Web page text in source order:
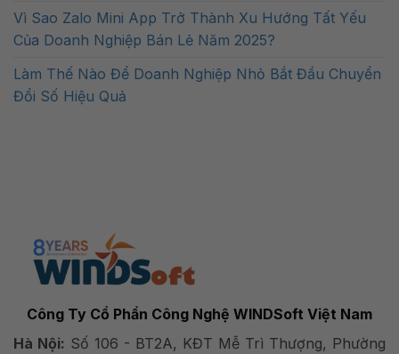
Vì Sao Zalo Mini App Trở Thành Xu Hướng Tất Yếu
Của Doanh Nghiệp Bán Lẻ Năm 2025?
Làm Thế Nào Để Doanh Nghiệp Nhỏ Bắt Đầu Chuyển
Đổi Số Hiệu Quả
Công Ty Cổ Phần Công Nghệ WINDSoft Việt Nam
Hà Nội: Số 106 - BT2A, KĐT Mễ Trì Thượng, Phường